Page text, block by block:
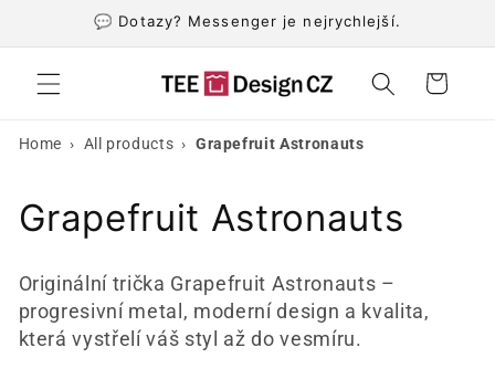
Přejít k💬 Dotazy? Messenger je nejrychlejší.
Košík
Home › All products › Grapefruit Astronauts
K
l
e
Grapefruit Astronauts
Originální trička Grapefruit Astronauts –
progresivní metal, moderní design a kvalita,
která vystřelí váš styl až do vesmíru.